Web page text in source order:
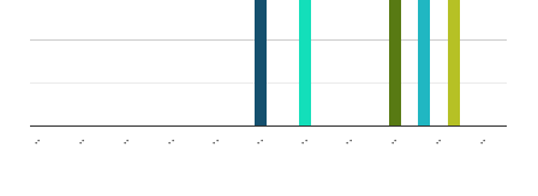
.. .. .. .. .. .. .. .. .. .. ..